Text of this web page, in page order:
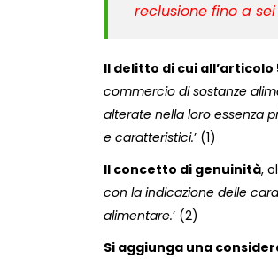
reclusione fino a
Il delitto di cui all’articolo
commercio di sostanze
alterate nella loro essenza
e caratteristici.’ (1)
Il concetto di genuinità,
con la indicazione delle
alimentare.’ (2)
Si aggiunga una